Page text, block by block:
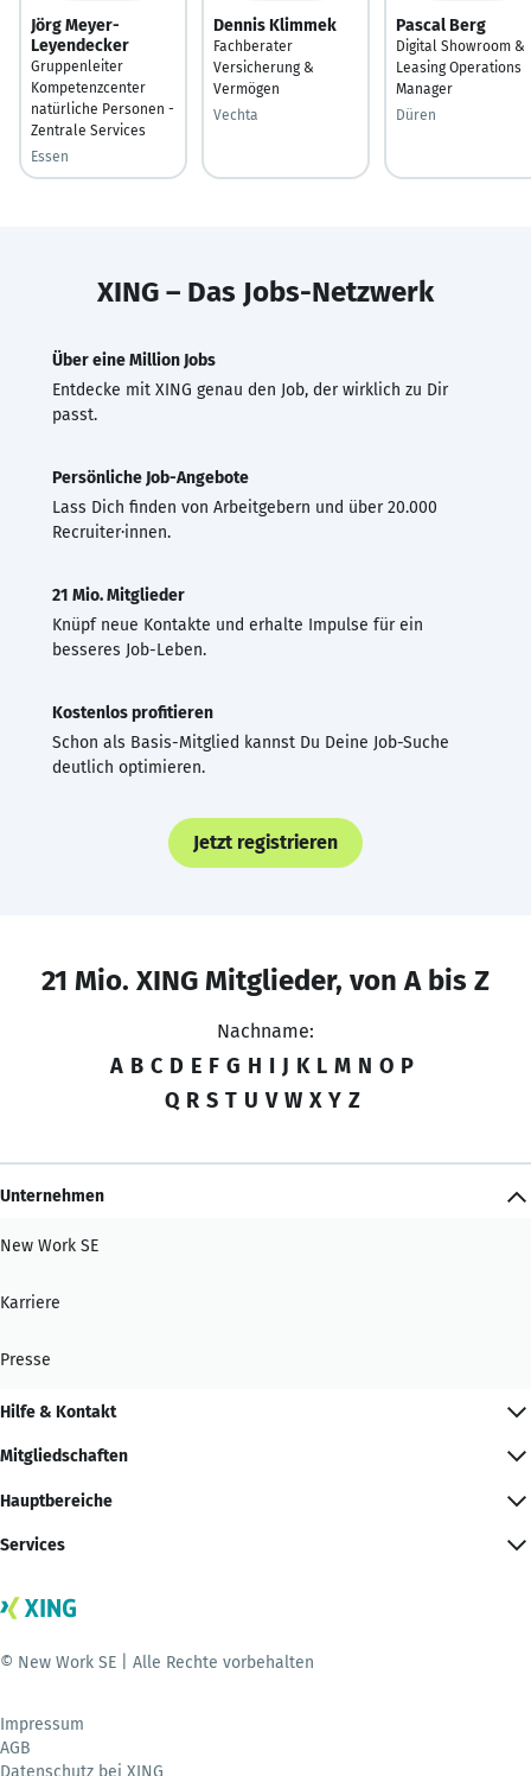
Jörg Meyer-
Leyendecker
Gruppenleiter
Kompetenzcenter
natürliche Personen -
Zentrale Services
Essen
Dennis Klimmek
Fachberater
Versicherung &
Vermögen
Vechta
Pascal Berg
Digital Showroom &
Leasing Operations
Manager
Düren
XING – Das Jobs-Netzwerk
Über eine Million Jobs
Entdecke mit XING genau den Job, der wirklich zu Dir
passt.
Persönliche Job-Angebote
Lass Dich finden von Arbeitgebern und über 20.000
Recruiter·innen.
21 Mio. Mitglieder
Knüpf neue Kontakte und erhalte Impulse für ein
besseres Job-Leben.
Kostenlos profitieren
Schon als Basis-Mitglied kannst Du Deine Job-Suche
deutlich optimieren.
Jetzt registrieren
21 Mio. XING Mitglieder, von A bis Z
Nachname:
A B C D E F G H I J K L M N O P
Q R S T U V W X Y Z
Unternehmen
New Work SE
Karriere
Presse
Hilfe & Kontakt
Mitgliedschaften
Hauptbereiche
Services
© New Work SE | Alle Rechte vorbehalten
Impressum
AGB
Datenschutz bei XING